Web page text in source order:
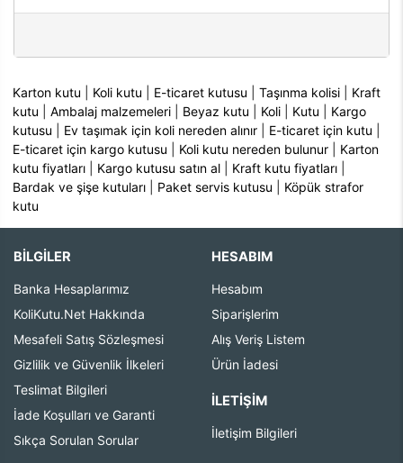
Karton kutu Koli kutu E-ticaret kutusu |Taşınma kolisi
Kraft
kutu |Ambalaj malzemeleri Beyaz kutu Koli Kutu
Kargo
kutusu
Ev taşımak için koli nereden alınır E-ticaret için kutu
E-ticaret için kargo kutusu
Koli kutu nereden bulunur
Karton
kutu fiyatları
Kargo kutusu satın al Kraft kutu fiyatları
Bardak ve şişe kutuları
Paket servis kutusu
Köpük strafor
kutu
BİLGİLER
Banka Hesaplarımız
KoliKutu.Net Hakkında
Mesafeli Satış Sözleşmesi
Gizlilik ve Güvenlik İlkeleri
Teslimat Bilgileri
İade Koşulları ve Garanti
Sıkça Sorulan Sorular
HESABIM
Hesabım
Siparişlerim
Alış Veriş Listem
Ürün İadesi
İLETIŞIM
İletişim Bilgileri